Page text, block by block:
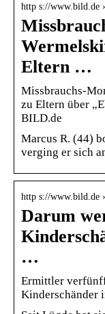
http s://www.bild.de
Eltern …
Missbrauchs-
zu Eltern über
BILD.de
Marcus R. (44)
verging er sich
http s://www.bild.de
Darum
…
Ermittler
Kinderschänder